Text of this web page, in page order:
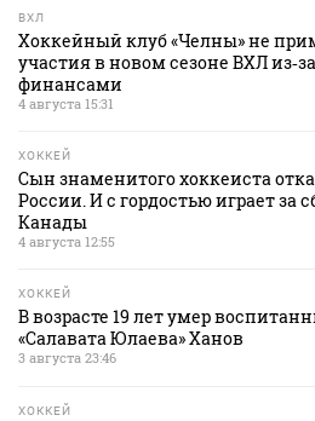
ВХЛ
Хоккейный клуб «Челны» не
участия в новом сезоне ВХЛ
финансами
4 августа 15:31
ХОККЕЙ
Сын знаменитого хоккеиста
России. И с гордостью играет за
Канады
4 августа 12:55
ХОККЕЙ
В возрасте 19 лет умер
«Салавата Юлаева» Ханов
3 августа 23:46
ХОККЕЙ